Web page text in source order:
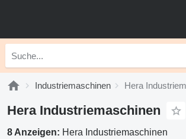
Industriemaschinen Hera
Hera Industriemaschinen
8 Anzeigen: Hera Industriemaschinen